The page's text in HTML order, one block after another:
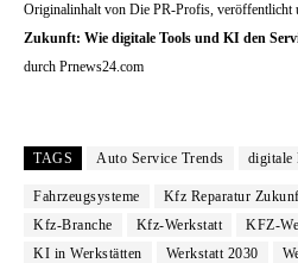
Originalinhalt von Die PR-Profis, veröffentlicht
Zukunft: Wie digitale Tools und KI den
durch Prnews24.com
TAGS Auto Service Trends digitale
Fahrzeugsysteme Kfz Reparatur
Kfz-Branche
Kfz-Werkstatt
KFZ-
KI in Werkstätten
Werkstatt 2030